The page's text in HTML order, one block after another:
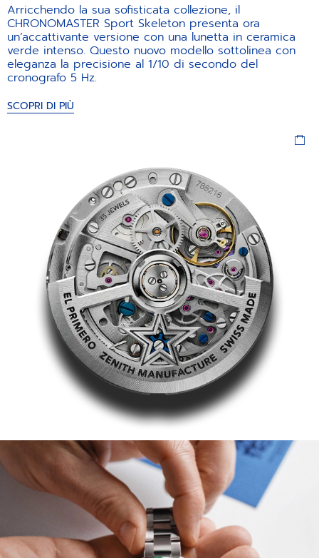
Arricchendo la sua sofisticata collezione, il
CHRONOMASTER Sport Skeleton presenta ora
un’accattivante versione con una lunetta in ceramica
verde intenso. Questo nuovo modello sottolinea con
eleganza la precisione al 1/10 di secondo del
cronografo 5 Hz.
SCOPRI DI PIÙ